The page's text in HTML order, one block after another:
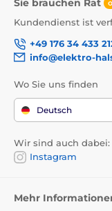
Kundendienst ist
+49 176 34 433
info@elektro-
Wo Sie uns finden
Deutsch
Wir sind auch dabei:
Instagram
Mehr